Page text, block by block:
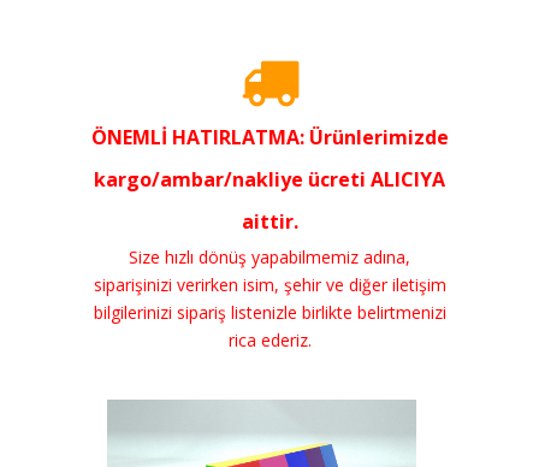
ÖNEMLİ HATIRLATMA: Ürünlerimizde
kargo/ambar/nakliye ücreti ALICIYA
aittir.
Size hızlı dönüş yapabilmemiz adına,
siparişinizi verirken isim, şehir ve diğer iletişim
bilgilerinizi sipariş listenizle birlikte belirtmenizi
rica ederiz.